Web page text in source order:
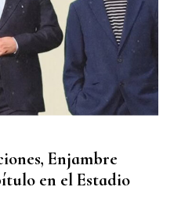
Enjambre
en el Estadio